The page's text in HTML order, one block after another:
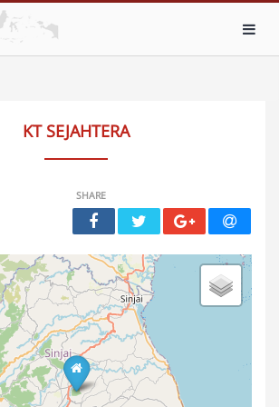
KT SEJAHTERA
SHARE